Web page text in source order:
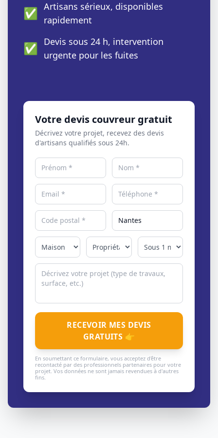
✅ Artisans sérieux, disponibles
rapidement
✅ Devis sous 24 h, intervention
urgente pour les fuites
Votre devis couvreur gratuit
Décrivez votre projet, recevez des devis
d'artisans qualifiés sous 24h.
RECEVOIR MES DEVIS
GRATUITS 👉
En soumettant ce formulaire, vous acceptez d'être
recontacté par des professionnels partenaires pour votre
projet. Vos données ne sont jamais revendues à d'autres
fins.